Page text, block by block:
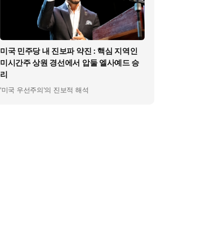
미국 민주당 내 진보파 약진 : 핵심 지역인
미시간주 상원 경선에서 압둘 엘사예드 승
리
'미국 우선주의'의 진보적 해석